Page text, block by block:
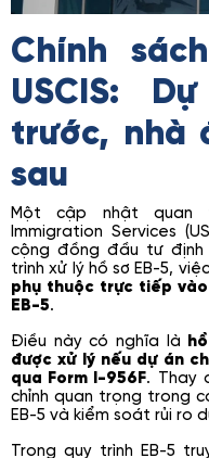
Chính
USCIS:
trước, nhà
sau
Một cập nhật quan
Immigration Services
cộng đồng đầu tư định
trình xử lý hồ sơ EB-5,
phụ thuộc trực tiếp
EB-5.
Điều này có nghĩa là
được xử lý nếu dự án
qua Form I-956F. Thay
chỉnh quan trọng trong
EB-5 và kiểm soát rủi ro
Trong quy trình EB-5